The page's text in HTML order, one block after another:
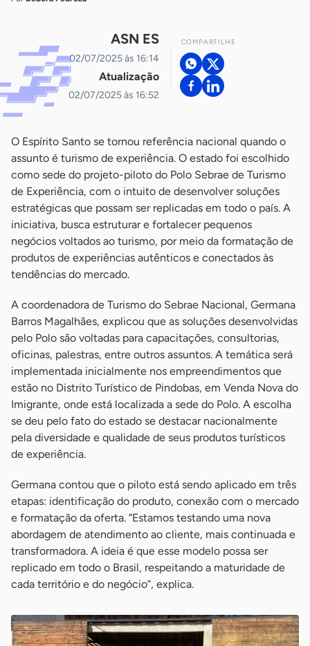
ASN ES
02/07/2025 às 16:14
Atualização
02/07/2025 às 16:52
COMPARTILHE
O Espírito Santo se tornou referência nacional quando o
assunto é turismo de experiência. O estado foi escolhido
como sede do projeto-piloto do Polo Sebrae de Turismo
de Experiência, com o intuito de desenvolver soluções
estratégicas que possam ser replicadas em todo o país. A
iniciativa, busca estruturar e fortalecer pequenos
negócios voltados ao turismo, por meio da formatação de
produtos de experiências autênticos e conectados às
tendências do mercado.
A coordenadora de Turismo do Sebrae Nacional, Germana
Barros Magalhães, explicou que as soluções desenvolvidas
pelo Polo são voltadas para capacitações, consultorias,
oficinas, palestras, entre outros assuntos. A temática será
implementada inicialmente nos empreendimentos que
estão no Distrito Turístico de Pindobas, em Venda Nova do
Imigrante, onde está localizada a sede do Polo. A escolha
se deu pelo fato do estado se destacar nacionalmente
pela diversidade e qualidade de seus produtos turísticos
de experiência.
Germana contou que o piloto está sendo aplicado em três
etapas: identificação do produto, conexão com o mercado
e formatação da oferta. “Estamos testando uma nova
abordagem de atendimento ao cliente, mais continuada e
transformadora. A ideia é que esse modelo possa ser
replicado em todo o Brasil, respeitando a maturidade de
cada território e do negócio”, explica.